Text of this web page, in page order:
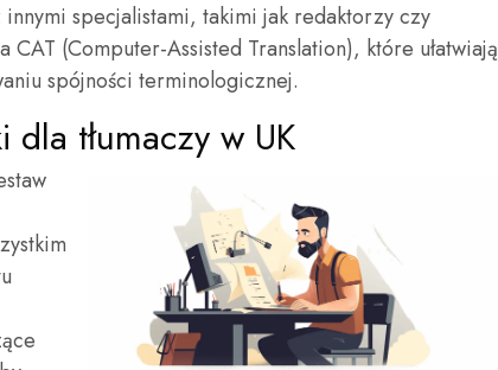
specjalistami, takimi jak redaktorzy czy
(Computer-Assisted Translation), które ułatwiają
spójności terminologicznej.
dla tłumaczy w UK